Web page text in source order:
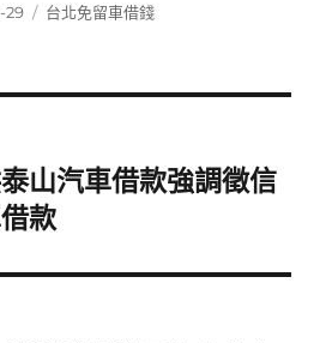
29
分
台北免留車借錢
山汽車借款強調徵信
款